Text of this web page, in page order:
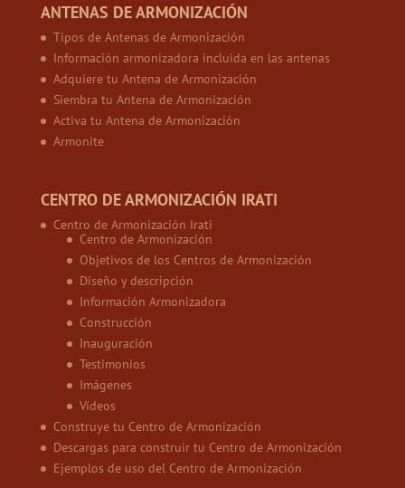
ANTENAS DE ARMONIZACIÓN
Tipos de Antenas de Armonización
Información armonizadora incluida en las antenas
Adquiere tu Antena de Armonización
Siembra tu Antena de Armonización
Activa tu Antena de Armonización
Armonite
CENTRO DE ARMONIZACIÓN IRATI
Centro de Armonización Irati
Centro de Armonización
Objetivos de los Centros de Armonización
Diseño y descripción
Información Armonizadora
Construcción
Inauguración
Testimonios
Imágenes
Vídeos
Construye tu Centro de Armonización
Descargas para construir tu Centro de Armonización
Ejemplos de uso del Centro de Armonización